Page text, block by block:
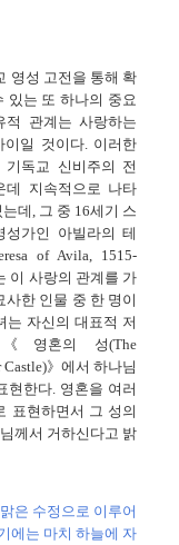
영성 고전을 통해 확
있는 또 하나의 중요
적 관계는 사랑하는
이일 것이다. 이러한
기독교 신비주의 전
데 지속적으로 나타
는데, 그 중 16세기 스
성가인 아빌라의 테
of Avila, 1515-
이 사랑의 관계를 가
사한 인물 중 한 명이
는 자신의 대표적 저
영혼의 성(The
Castle)》에서 하나님
현한다. 영혼을 여러
표현하면서 그 성의
께서 거하신다고 밝
은 수정으로 이루어
에는 마치 하늘에 자